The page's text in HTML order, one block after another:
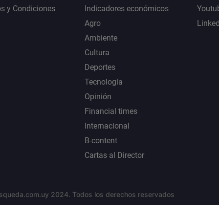
y Condiciones
Indicadores económicos
Agro
Ambiente
Cultura
Deportes
Tecnología
Opinión
Financial times
Internacional
B-content
Cartas al Director
2024. Todos los derechos reservados